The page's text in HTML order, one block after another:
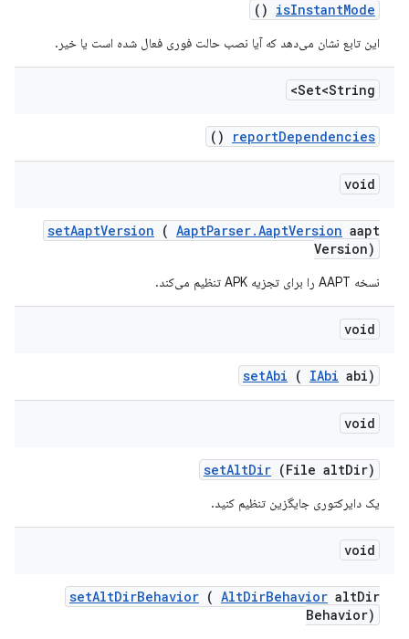
isInstantMode
()
این تابع نشان می‌دهد که آیا نصب حالت فوری فعال شده است یا خیر.
Set<String>
reportDependencies
()
void
setAaptVersion ( AaptParser.AaptVersion aapt
Version)
نسخه AAPT را برای تجزیه APK تنظیم می‌کند.
void
setAbi ( IAbi abi)
void
setAltDir (File altDir)
یک دایرکتوری جایگزین تنظیم کنید.
void
setAltDirBehavior ( AltDirBehavior altDir
Behavior)